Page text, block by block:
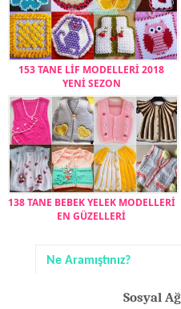
153 TANE LİF MODELLERİ 2018
YENİ SEZON
138 TANE BEBEK YELEK MODELLERİ
EN GÜZELLERİ
Sosyal